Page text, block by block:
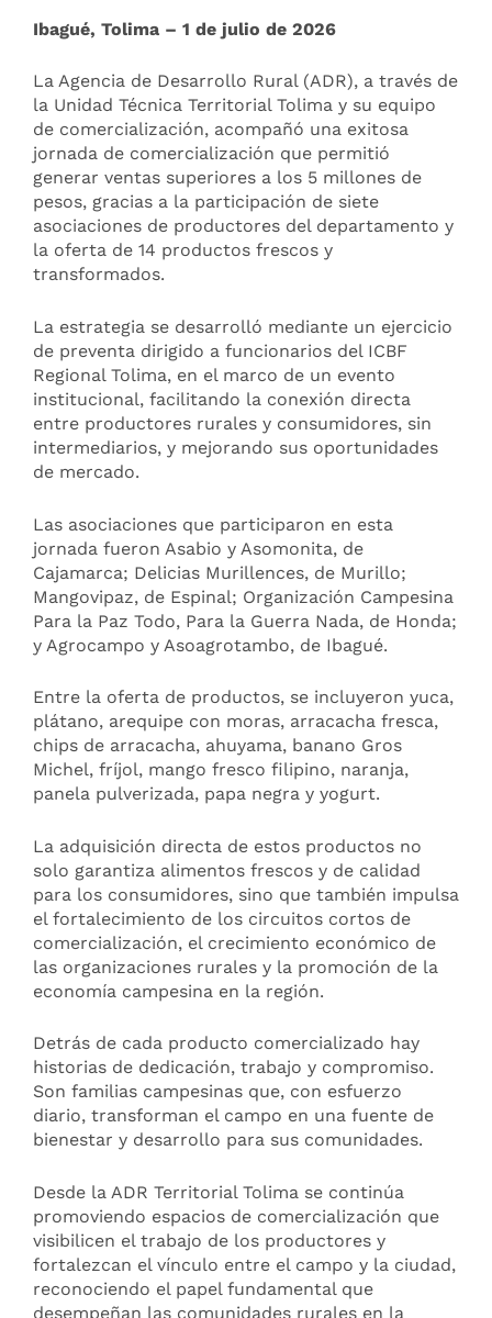
Ibagué, Tolima – 1 de julio de 2026
La Agencia de Desarrollo Rural (ADR), a través de
la Unidad Técnica Territorial Tolima y su equipo
de comercialización, acompañó una exitosa
jornada de comercialización que permitió
generar ventas superiores a los 5 millones de
pesos, gracias a la participación de siete
asociaciones de productores del departamento y
la oferta de 14 productos frescos y
transformados.
La estrategia se desarrolló mediante un ejercicio
de preventa dirigido a funcionarios del ICBF
Regional Tolima, en el marco de un evento
institucional, facilitando la conexión directa
entre productores rurales y consumidores, sin
intermediarios, y mejorando sus oportunidades
de mercado.
Las asociaciones que participaron en esta
jornada fueron Asabio y Asomonita, de
Cajamarca; Delicias Murillences, de Murillo;
Mangovipaz, de Espinal; Organización Campesina
Para la Paz Todo, Para la Guerra Nada, de Honda;
y Agrocampo y Asoagrotambo, de Ibagué.
Entre la oferta de productos, se incluyeron yuca,
plátano, arequipe con moras, arracacha fresca,
chips de arracacha, ahuyama, banano Gros
Michel, fríjol, mango fresco filipino, naranja,
panela pulverizada, papa negra y yogurt.
La adquisición directa de estos productos no
solo garantiza alimentos frescos y de calidad
para los consumidores, sino que también impulsa
el fortalecimiento de los circuitos cortos de
comercialización, el crecimiento económico de
las organizaciones rurales y la promoción de la
economía campesina en la región.
Detrás de cada producto comercializado hay
historias de dedicación, trabajo y compromiso.
Son familias campesinas que, con esfuerzo
diario, transforman el campo en una fuente de
bienestar y desarrollo para sus comunidades.
Desde la ADR Territorial Tolima se continúa
promoviendo espacios de comercialización que
visibilicen el trabajo de los productores y
fortalezcan el vínculo entre el campo y la ciudad,
reconociendo el papel fundamental que
desempeñan las comunidades rurales en la